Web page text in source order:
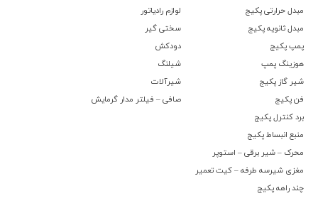
مبدل حرارتی پکیج
مبدل ثانویه پکیج
پمپ پکیج
هوزینگ پمپ
شیر گاز پکیج
فن پکیج
برد کنترل پکیج
منبع انبساط پکیج
محرک – شیر برقی – استوپر
مغزی شیرسه طرفه – کیت تعمیر
چند راهه پکیج
لوازم رادیاتور
سختی گیر
دودکش
شیلنگ
شیرآلات
صافی – فیلتر مدار گرمایش